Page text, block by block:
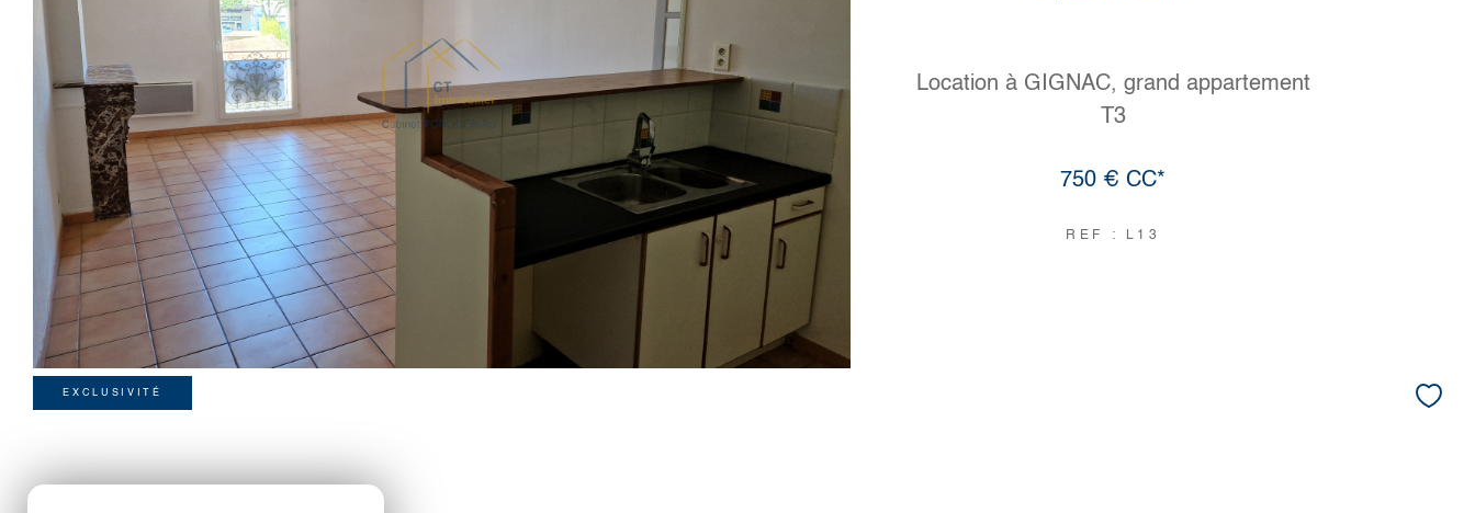
Location à GIGNAC, grand appartement
T3
750 € CC*
REF : L13
EXCLUSIVITÉ